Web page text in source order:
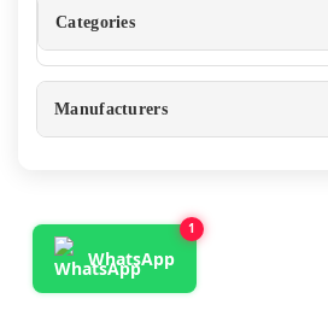
Categories
Manufacturers
WhatsApp
1